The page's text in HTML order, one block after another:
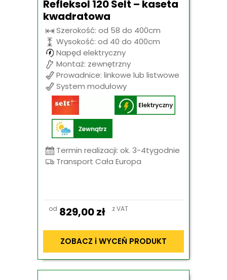
Refleksol 120 Selt – kaseta
kwadratowa
Szerokość: od 58 do 400cm
Wysokość: od 40 do 400cm
Napęd elektryczny
Montaż: zewnętrzny
Prowadnice: linkowe lub listwowe
System modułowy
Termin realizacji: ok. 3-4tygodnie
Transport Cała Europa
od 829,00zł z VAT
ZOBACZ i WYCEŃ PRODUKT